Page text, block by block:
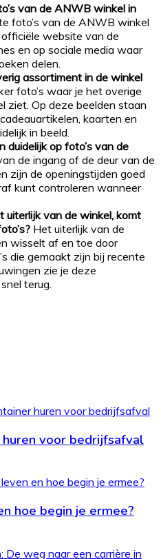
van de ANWB winkel in
foto’s van de ANWB winkel
website van de
en op sociale media waar
delen.
assortiment in de winkel
foto’s waar je het overige
ziet. Op deze beelden staan
kaarten en
in beeld.
duidelijk op foto’s van de
de ingang of de deur van de
zijn de openingstijden goed
kunt controleren wanneer
uiterlijk van de winkel, komt
Het uiterlijk van de
wisselt af en toe door
die gemaakt zijn bij recente
zie je deze
terug.
voor bedrijfsafval
hoe begin je ermee?